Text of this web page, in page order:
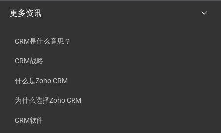
更多资讯
CRM是什么意思？
CRM战略
什么是Zoho CRM
为什么选择Zoho CRM
CRM软件